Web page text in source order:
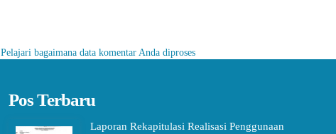
Pelajari bagaimana data komentar Anda diproses
Pos Terbaru
Laporan Rekapitulasi Realisasi Penggunaan